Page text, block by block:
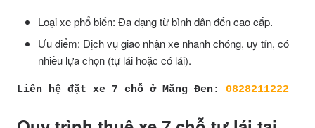
Loại xe phổ biến: Đa dạng từ bình dân đến cao cấp.
Ưu điểm: Dịch vụ giao nhận xe nhanh chóng, uy tín, có
nhiều lựa chọn (tự lái hoặc có lái).
Liên hệ đặt xe 7 chỗ ở Măng Đen: 0828211222